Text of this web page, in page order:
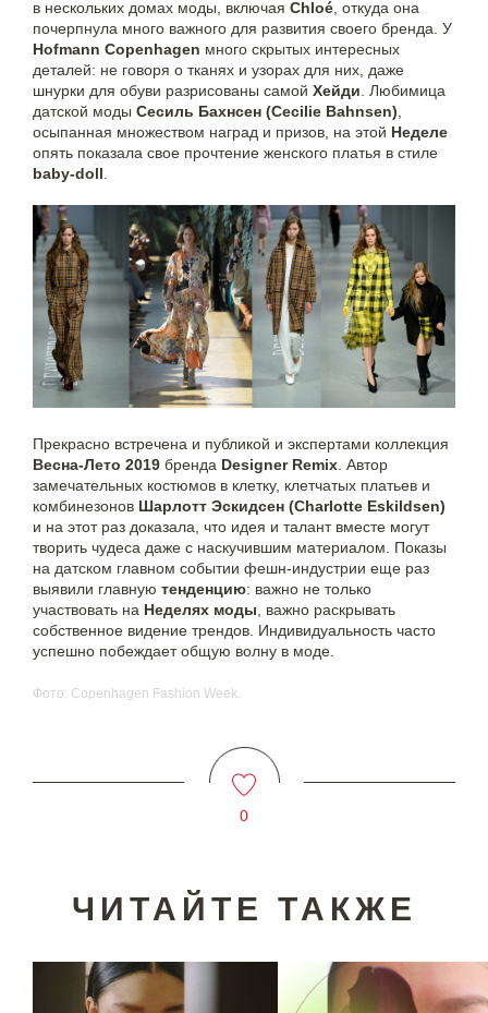
в нескольких домах моды, включая Chloé, откуда она
почерпнула много важного для развития своего бренда. У
Hofmann Copenhagen много скрытых интересных
деталей: не говоря о тканях и узорах для них, даже
шнурки для обуви разрисованы самой Хейди. Любимица
датской моды Сесиль Бахнсен (Cecilie Bahnsen),
осыпанная множеством наград и призов, на этой Неделе
опять показала свое прочтение женского платья в стиле
baby-doll.
Прекрасно встречена и публикой и экспертами коллекция
Весна-Лето 2019 бренда Designer Remix . Автор
замечательных костюмов в клетку, клетчатых платьев и
комбинезонов Шарлотт Эскидсен (Charlotte Eskildsen)
и на этот раз доказала, что идея и талант вместе могут
творить чудеса даже с наскучившим материалом. Показы
на датском главном событии фешн-индустрии еще раз
выявили главную тенденцию: важно не только
участвовать на Неделях моды , важно раскрывать
собственное видение трендов. Индивидуальность часто
успешно побеждает общую волну в моде.
Фото: Copenhagen Fashion Week.
0
ЧИТАЙТЕ ТАКЖЕ